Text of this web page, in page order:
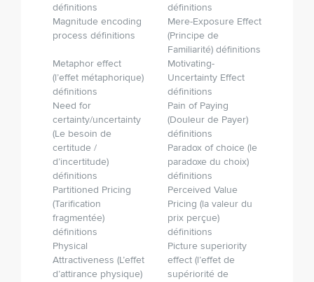
définitions
définitions
Magnitude encoding
process définitions
Mere-Exposure Effect
(Principe de
Familiarité) définitions
Metaphor effect
(l’effet métaphorique)
définitions
Motivating-
Uncertainty Effect
définitions
Need for
certainty/uncertainty
(Le besoin de
certitude /
d’incertitude)
définitions
Pain of Paying
(Douleur de Payer)
définitions
Paradox of choice (le
paradoxe du choix)
définitions
Partitioned Pricing
(Tarification
fragmentée)
définitions
Perceived Value
Pricing (la valeur du
prix perçue)
définitions
Physical
Attractiveness (L’effet
d’attirance physique)
Picture superiority
effect (l’effet de
supériorité de